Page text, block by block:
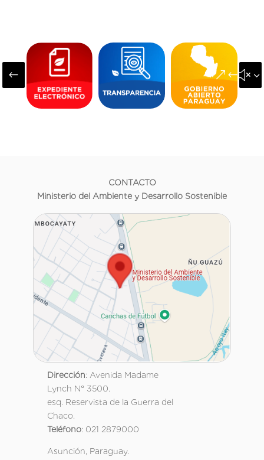
#
CONTACTO
Ministerio del Ambiente y Desarrollo Sostenible
Dirección: Avenida Madame
Lynch N° 3500.
esq. Reservista de la Guerra del
Chaco.
Teléfono: 021 2879000
Asunción, Paraguay.